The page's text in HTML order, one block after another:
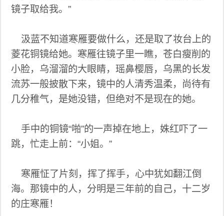
镜子取给我。”
汲蓝不知道寒雁要做什么，还是取了妆台上的
菱花铜镜给她。寒雁往镜子里一瞧，苍白瘦削的
小脸，乌溜溜的大眼睛，瑶鼻樱唇，乌黑的长发
流苏一般披散下来，镜中的人清秀温柔，尚待有
几分稚气，是她没错，但绝对不是现在的她。
手中的铜镜“啪”的一声掉在地上，姝红吓了一
跳，忙走上前：“小姐。”
寒雁怔了片刻，挥了挥手，心中犹如翻江倒
海。那镜中的人，分明是三年前的自己，十二岁
的庄寒雁！